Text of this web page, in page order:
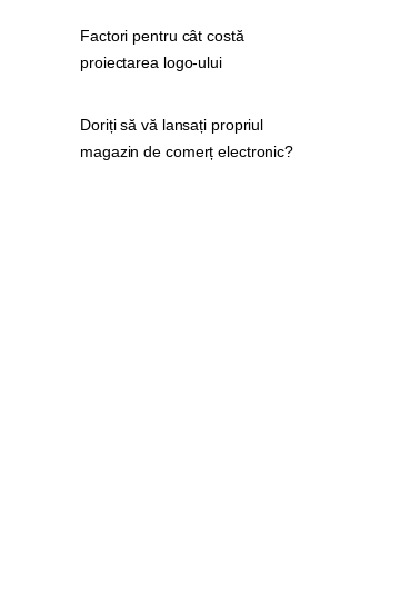
Factori pentru cât costă
proiectarea logo-ului
Doriți să vă lansați propriul
magazin de comerț electronic?